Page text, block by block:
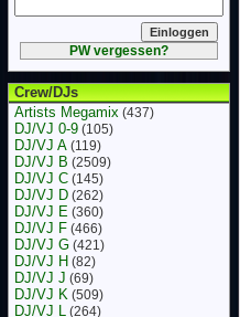
PW vergessen?
Crew/DJs
Artists Megamix (437)
DJ/VJ 0-9 (105)
DJ/VJ A (119)
DJ/VJ B (2509)
DJ/VJ C (145)
DJ/VJ D (262)
DJ/VJ E (360)
DJ/VJ F (466)
DJ/VJ G (421)
DJ/VJ H (82)
DJ/VJ J (69)
DJ/VJ K (509)
DJ/VJ L (264)